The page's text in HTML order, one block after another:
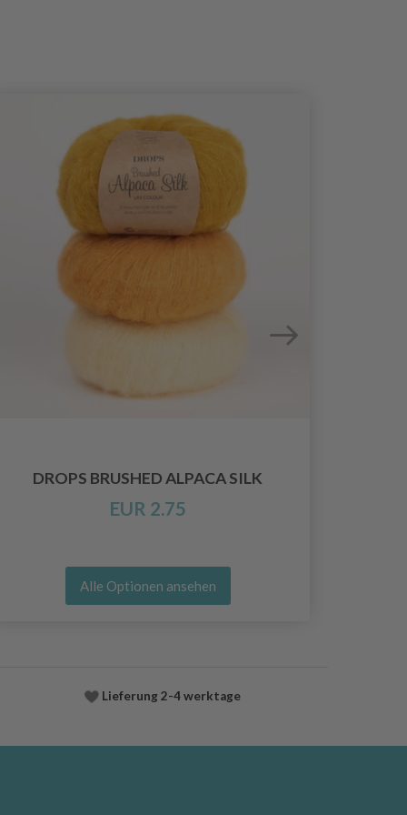
DROPS BRUSHED ALPACA SILK
EUR 2.75
Alle Optionen ansehen
Lieferung 2-4 werktage